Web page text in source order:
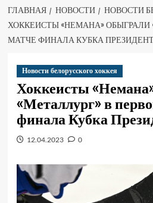
ГЛАВНАЯ НОВОСТИ
НОВОСТИ
ХОККЕИСТЫ «НЕМАНА» ОБЫГРАЛИ
МАТЧЕ ФИНАЛА КУБКА
Новости белорусского хоккея
Хоккеисты
«Металлург» в
финала Кубка
12.04.2023 0